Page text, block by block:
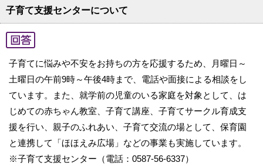
子育て支援センターについて
子育てに悩みや不安をお持ちの方を応援するため、月曜日～
土曜日の午前9時～午後4時まで、電話や面接による相談をし
ています。また、就学前の児童のいる家庭を対象として、は
じめての赤ちゃん教室、子育て講座、子育てサークル育成支
援を行い、親子のふれあい、子育て交流の場として、保育園
と連携して「ほほえみ広場」などの事業も実施しています。
※子育て支援センター（電話：0587-56-6337）